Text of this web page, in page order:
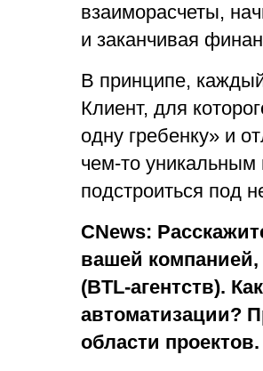
взаиморасчеты,
и заканчивая
В принципе,
Клиент, для
одну гребенку» и
чем-то уникальным
подстроиться под
CNews:
вашей компанией,
(BTL-агентств).
автоматизации?
области проектов.